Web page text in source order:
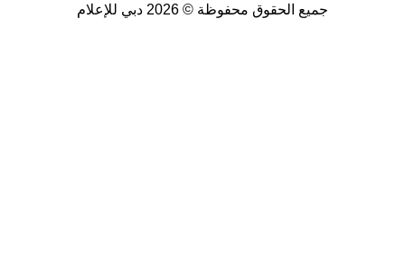
جميع الحقوق محفوظة © 2026 دبي للإعلام